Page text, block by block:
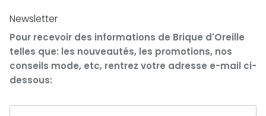
Newsletter
Pour recevoir des informations de Brique d'Oreille
telles que: les nouveautés, les promotions, nos
conseils mode, etc, rentrez votre adresse e-mail ci-
dessous: